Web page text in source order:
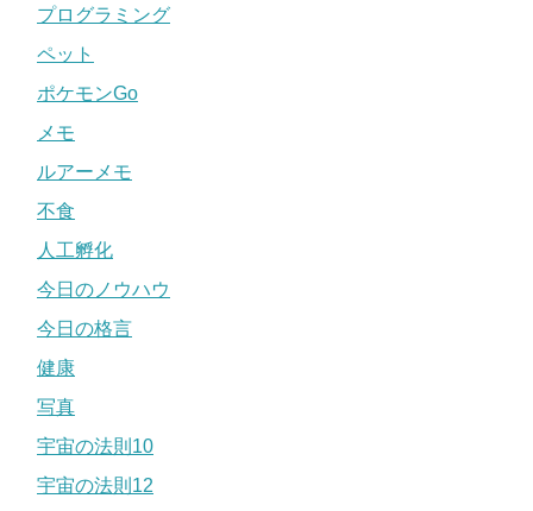
プログラミング
ペット
ポケモンGo
メモ
ルアーメモ
不食
人工孵化
今日のノウハウ
今日の格言
健康
写真
宇宙の法則10
宇宙の法則12